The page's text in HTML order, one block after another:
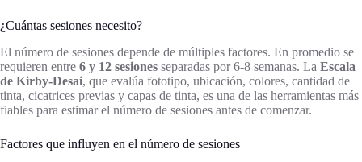
¿Cuántas sesiones necesito?
El número de sesiones depende de múltiples factores. En promedio se
requieren entre 6 y 12 sesiones separadas por 6-8 semanas. La Escala
de Kirby-Desai, que evalúa fototipo, ubicación, colores, cantidad de
tinta, cicatrices previas y capas de tinta, es una de las herramientas más
fiables para estimar el número de sesiones antes de comenzar.
Factores que influyen en el número de sesiones